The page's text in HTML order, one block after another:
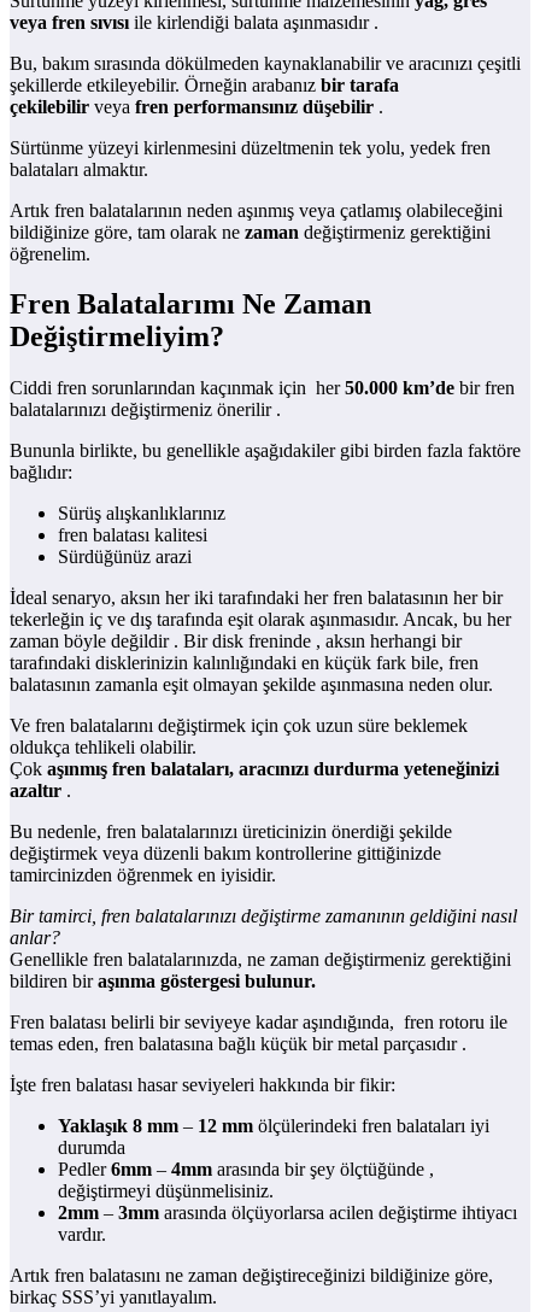
veya fren sıvısı ile kirlendiği balata aşınmasıdır .
Bu, bakım sırasında dökülmeden kaynaklanabilir ve aracınızı çeşitli
şekillerde etkileyebilir. Örneğin arabanız bir tarafa
çekilebilir veya fren performansınız düşebilir .
Sürtünme yüzeyi kirlenmesini düzeltmenin tek yolu, yedek fren
balataları almaktır.
Artık fren balatalarının neden aşınmış veya çatlamış olabileceğini
bildiğinize göre, tam olarak ne zaman değiştirmeniz gerektiğini
öğrenelim.
Fren Balatalarımı Ne Zaman
Değiştirmeliyim?
Ciddi fren sorunlarından kaçınmak için her50.000 km’de bir fren
balatalarınızı değiştirmeniz önerilir .
Bununla birlikte, bu genellikle aşağıdakiler gibi birden fazla faktöre
bağlıdır:
Sürüş alışkanlıklarınız
fren balatası kalitesi
Sürdüğünüz arazi
İdeal senaryo, aksın her iki tarafındaki her fren balatasının her bir
tekerleğin iç ve dış tarafında eşit olarak aşınmasıdır. Ancak, bu her
zaman böyle değildir . Bir disk freninde , aksın herhangi bir
tarafındaki disklerinizin kalınlığındaki en küçük fark bile, fren
balatasının zamanla eşit olmayan şekilde aşınmasına neden olur.
Ve fren balatalarını değiştirmek için çok uzun süre beklemek
oldukça tehlikeli olabilir.
Çok aşınmış fren balataları, aracınızı durdurma yeteneğinizi
azaltır .
Bu nedenle, fren balatalarınızı üreticinizin önerdiği şekilde
değiştirmek veya düzenli bakım kontrollerine gittiğinizde
tamircinizden öğrenmek en iyisidir.
Bir tamirci, fren balatalarınızı değiştirme zamanının geldiğini nasıl
anlar?
Genellikle fren balatalarınızda, ne zaman değiştirmeniz gerektiğini
bildiren biraşınma göstergesi bulunur.
Fren balatası belirli bir seviyeye kadar aşındığında, fren rotoru ile
temas eden, fren balatasına bağlı küçük bir metal parçasıdır .
İşte fren balatası hasar seviyeleri hakkında bir fikir:
Yaklaşık 8 mm – 12 mm ölçülerindeki fren balataları iyi
durumda
Pedler6mm – 4mm arasında bir şey ölçtüğünde ,
değiştirmeyi düşünmelisiniz.
2mm – 3mm arasında ölçüyorlarsa acilen değiştirme ihtiyacı
vardır.
Artık fren balatasını ne zaman değiştireceğinizi bildiğinize göre,
birkaç SSS’yi yanıtlayalım.